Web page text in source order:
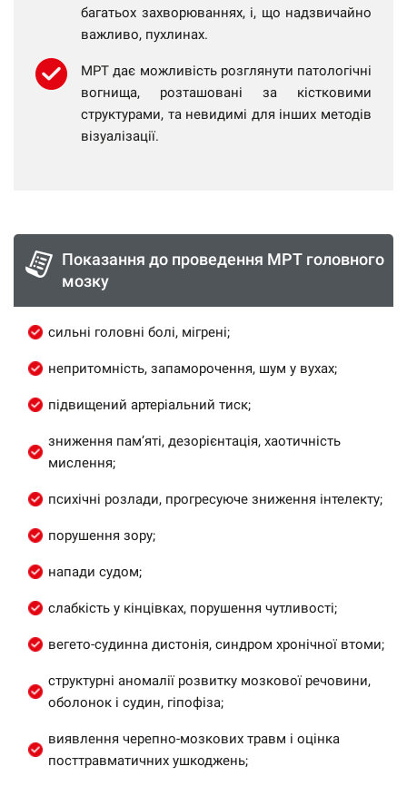
багатьох захворюваннях, і, що надзвичайно
важливо, пухлинах.
МРТ дає можливість розглянути патологічні
вогнища, розташовані за кістковими
структурами, та невидимі для інших методів
візуалізації.
Показання до проведення МРТ головного
мозку
сильні головні болі, мігрені;
непритомність, запаморочення, шум у вухах;
підвищений артеріальний тиск;
зниження пам’яті, дезорієнтація, хаотичність
мислення;
психічні розлади, прогресуюче зниження інтелекту;
порушення зору;
напади судом;
слабкість у кінцівках, порушення чутливості;
вегето-судинна дистонія, синдром хронічної втоми;
структурні аномалії розвитку мозкової речовини,
оболонок і судин, гіпофіза;
виявлення черепно-мозкових травм і оцінка
посттравматичних ушкоджень;